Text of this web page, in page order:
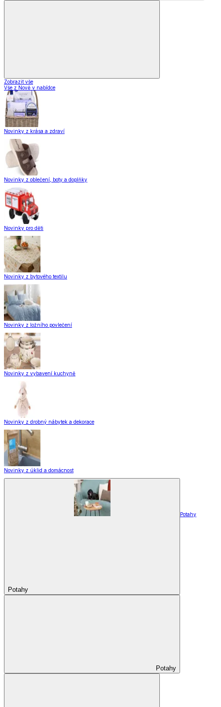
Zobrazit vše
Vše z Nově v nabídce
Novinky z krása a zdraví
Novinky z oblečení, boty a doplňky
Novinky pro děti
Novinky z bytového textilu
Novinky z ložního povlečení
Novinky z vybavení kuchyně
Novinky z drobný nábytek a dekorace
Novinky z úklid a domácnost
Potahy
Potahy
Potahy